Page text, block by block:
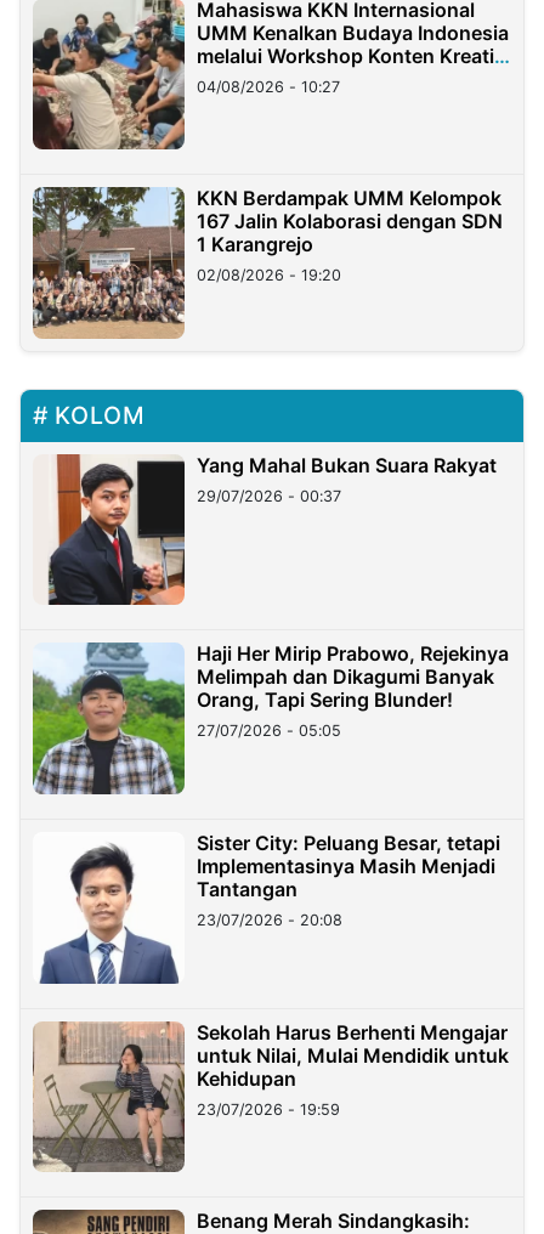
Mahasiswa KKN Internasional
UMM Kenalkan Budaya Indonesia
melalui Workshop Konten Kreatif
di Taiwan
04/08/2026 - 10:27
KKN Berdampak UMM Kelompok
167 Jalin Kolaborasi dengan SDN
1 Karangrejo
02/08/2026 - 19:20
KOLOM
Yang Mahal Bukan Suara Rakyat
29/07/2026 - 00:37
Haji Her Mirip Prabowo, Rejekinya
Melimpah dan Dikagumi Banyak
Orang, Tapi Sering Blunder!
27/07/2026 - 05:05
Sister City: Peluang Besar, tetapi
Implementasinya Masih Menjadi
Tantangan
23/07/2026 - 20:08
Sekolah Harus Berhenti Mengajar
untuk Nilai, Mulai Mendidik untuk
Kehidupan
23/07/2026 - 19:59
Benang Merah Sindangkasih: